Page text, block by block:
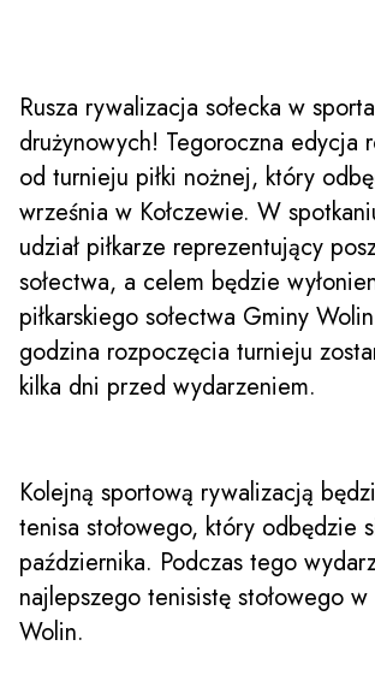
Rusza rywalizacja sołecka w
drużynowych! Tegoroczna edycja
od turnieju piłki nożnej, który
września w Kołczewie. W
udział piłkarze reprezentujący
sołectwa, a celem będzie
piłkarskiego sołectwa Gminy Wolin.
godzina rozpoczęcia turnieju
kilka dni przed wydarzeniem.
Kolejną sportową rywalizacją
tenisa stołowego, który odbędzie
października. Podczas tego
najlepszego tenisistę stołowego
Wolin.